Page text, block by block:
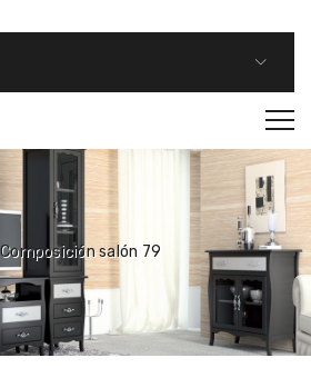
Composición salón 79